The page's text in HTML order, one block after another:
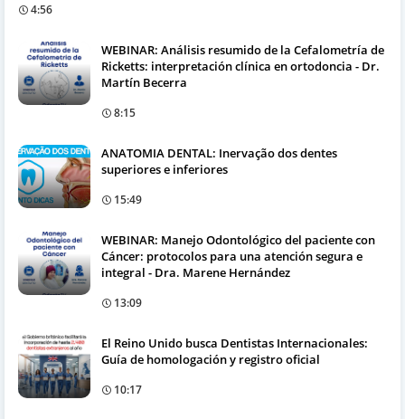
4:56
WEBINAR: Análisis resumido de la Cefalometría de
Ricketts: interpretación clínica en ortodoncia - Dr.
Martín Becerra
8:15
ANATOMIA DENTAL: Inervação dos dentes
superiores e inferiores
15:49
WEBINAR: Manejo Odontológico del paciente con
Cáncer: protocolos para una atención segura e
integral - Dra. Marene Hernández
13:09
El Reino Unido busca Dentistas Internacionales:
Guía de homologación y registro oficial
10:17